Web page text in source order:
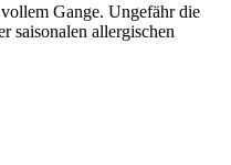
Gange. Ungefähr die
saisonalen allergischen